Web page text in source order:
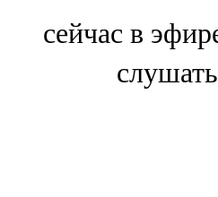
Болгар
сейчас в